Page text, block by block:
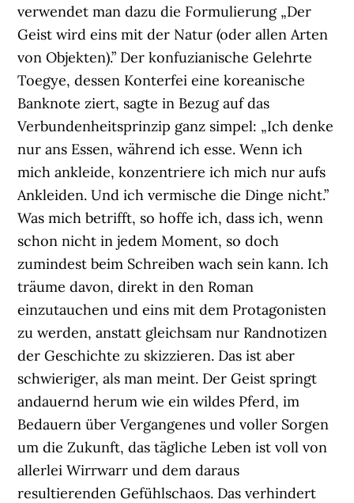
verwendet man dazu die Formulierung „Der
Geist wird eins mit der Natur (oder allen Arten
von Objekten).” Der konfuzianische Gelehrte
Toegye, dessen Konterfei eine koreanische
Banknote ziert, sagte in Bezug auf das
Verbundenheitsprinzip ganz simpel: „Ich denke
nur ans Essen, während ich esse. Wenn ich
mich ankleide, konzentriere ich mich nur aufs
Ankleiden. Und ich vermische die Dinge nicht.”
Was mich betrifft, so hoffe ich, dass ich, wenn
schon nicht in jedem Moment, so doch
zumindest beim Schreiben wach sein kann. Ich
träume davon, direkt in den Roman
einzutauchen und eins mit dem Protagonisten
zu werden, anstatt gleichsam nur Randnotizen
der Geschichte zu skizzieren. Das ist aber
schwieriger, als man meint. Der Geist springt
andauernd herum wie ein wildes Pferd, im
Bedauern über Vergangenes und voller Sorgen
um die Zukunft, das tägliche Leben ist voll von
allerlei Wirrwarr und dem daraus
resultierenden Gefühlschaos. Das verhindert